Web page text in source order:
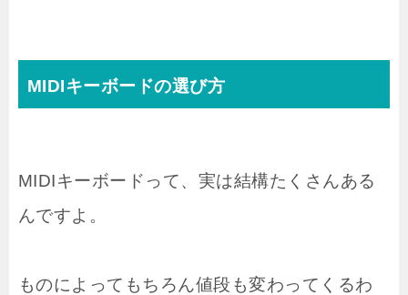
MIDIキーボードの選び方
MIDIキーボードって、実は結構たくさんある
んですよ。
ものによってもちろん値段も変わってくるわ